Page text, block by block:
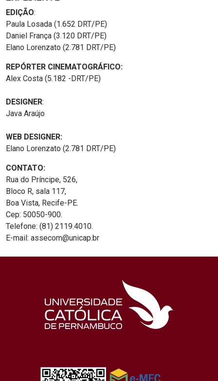
EDIÇÃO:
Paula Losada (1.652 DRT/PE)
Daniel França (3.120 DRT/PE)
Elano Lorenzato (2.781 DRT/PE)
REPÓRTER CINEMATOGRÁFICO:
Alex Costa (5.182 -DRT/PE)
DESIGNER:
Java Araújo
WEB DESIGNER:
Elano Lorenzato (2.781 DRT/PE)
CONTATO:
Rua do Príncipe, 526,
Bloco R, sala 117,
Boa Vista, Recife-PE.
Cep: 50050-900.
Telefone: (81) 2119.4010.
E-mail: assecom@unicap.br